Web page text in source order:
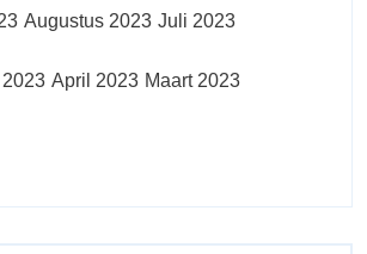
Augustus 2023 Juli 2023
2023 April 2023 Maart 2023